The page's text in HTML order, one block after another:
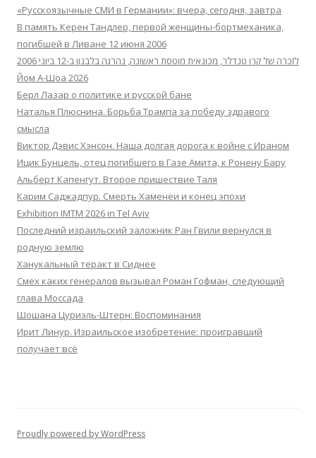
«Русскоязычные СМИ в Германии»: вчера, сегодня, завтра
В память Керен Тандлер, первой женщины-бортмеханика,
погибшей в Ливане 12 июня 2006
לזכרה של קרן טנדלר, מכונאית מוטסת ראשונה, נהרגה בלבנון ב-12 ביוני 2006
Йом А-Шоа 2026
Берл Лазар о политике и русской бане
Наталья Плюснина. Борьба Трампа за победу здравого
смысла
Виктор Дэвис Хэнсон. Наша долгая дорога к войне с Ираном
Ицик Бунцель, отец погибшего в Газе Амита, к Ронену Бару
Альберт Капенгут. Второе пришествие Таля
Карим Саджадпур. Смерть Хаменеи и конец эпохи
Exhibition IMTM 2026 in Tel Aviv
Последний израильский заложник Ран Гвили вернулся в
родную землю
Ханукальный теракт в Сиднее
Смех каких генералов вызывал Роман Гофман, следующий
глава Моссада
Шошана Цуриэль-Штерн: Воспоминания
Ирит Линур. Израильское изобретение: проигравший
получает всё
Proudly powered by WordPress